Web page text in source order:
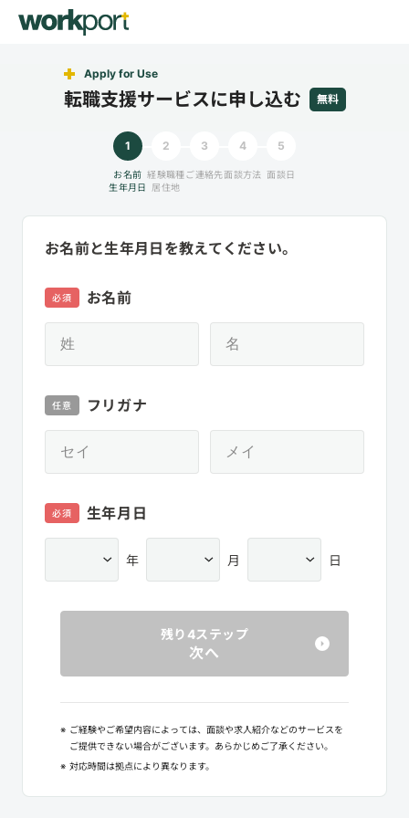
Apply for Use
転職支援サービスに申し込む 無料
1
お名前
生年月日
2
経験職種
居住地
3
ご連絡先
4
面談方法
5
面談日
お名前と生年月日を教えてください。
お名前
必須
フリガナ
任意
生年月日
必須
年 月 日
残り4ステップ
次へ
※ ご経験やご希望内容によっては、面談や求人紹介などのサービスを
ご提供できない場合がございます。あらかじめご了承ください。
※ 対応時間は拠点により異なります。